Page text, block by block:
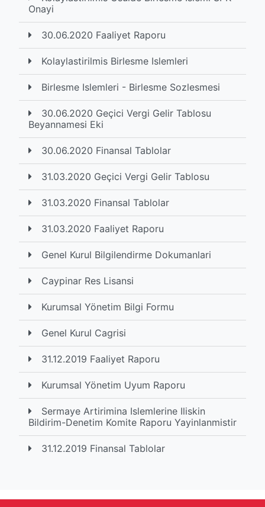
Onayi
30.06.2020 Faaliyet Raporu
Kolaylastirilmis Birlesme Islemleri
Birlesme Islemleri - Birlesme Sozlesmesi
30.06.2020 Geçici Vergi Gelir Tablosu
Beyannamesi Eki
30.06.2020 Finansal Tablolar
31.03.2020 Geçici Vergi Gelir Tablosu
31.03.2020 Finansal Tablolar
31.03.2020 Faaliyet Raporu
Genel Kurul Bilgilendirme Dokumanlari
Caypinar Res Lisansi
Kurumsal Yönetim Bilgi Formu
Genel Kurul Cagrisi
31.12.2019 Faaliyet Raporu
Kurumsal Yönetim Uyum Raporu
Sermaye Artirimina Islemlerine Iliskin
Bildirim-Denetim Komite Raporu Yayinlanmistir
31.12.2019 Finansal Tablolar